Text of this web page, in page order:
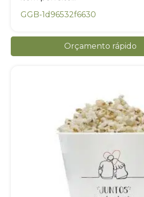
GGB-1d96532f6630
Orçamento rápido